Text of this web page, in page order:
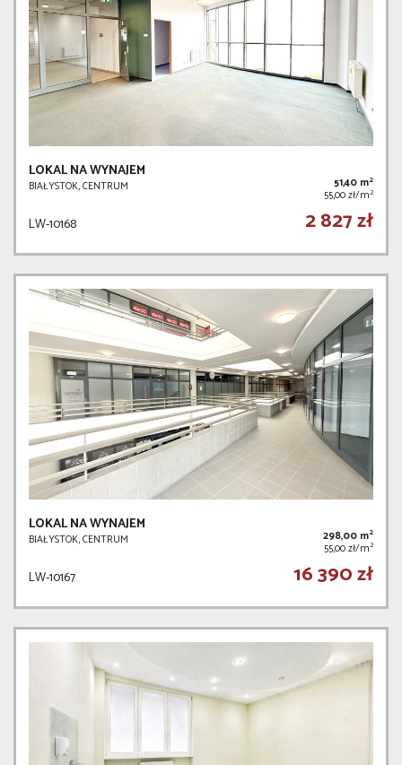
LOKAL NA WYNAJEM
BIAŁYSTOK, CENTRUM 51,40 m2
55,00 zł/m2
LW-10168 2 827 zł
LOKAL NA WYNAJEM
BIAŁYSTOK, CENTRUM 298,00 m2
55,00 zł/m2
LW-10167 16 390 zł